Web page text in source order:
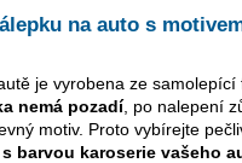
na auto s
je vyrobena ze
nemá pozadí, po nalepení
motiv. Proto vybírejte
barvou karoserie vašeho